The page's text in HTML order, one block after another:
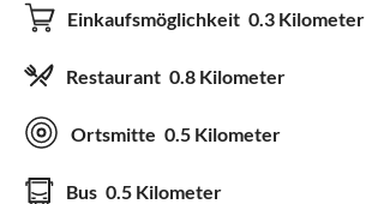
Einkaufsmöglichkeit 0.3 Kilometer
Restaurant 0.8 Kilometer
Ortsmitte 0.5 Kilometer
Bus 0.5 Kilometer